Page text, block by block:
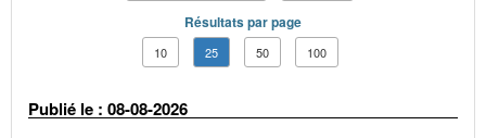
Résultats par page
10 25 50 100
Publié le : 08-08-2026